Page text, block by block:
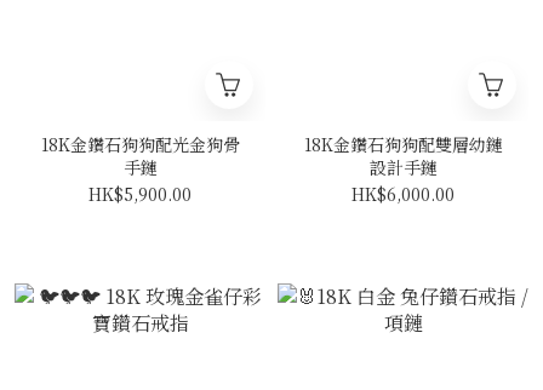
18K金鑽石狗狗配光金狗骨
手鏈
HK$5,900.00
18K金鑽石狗狗配雙層幼鏈
設計手鏈
HK$6,000.00